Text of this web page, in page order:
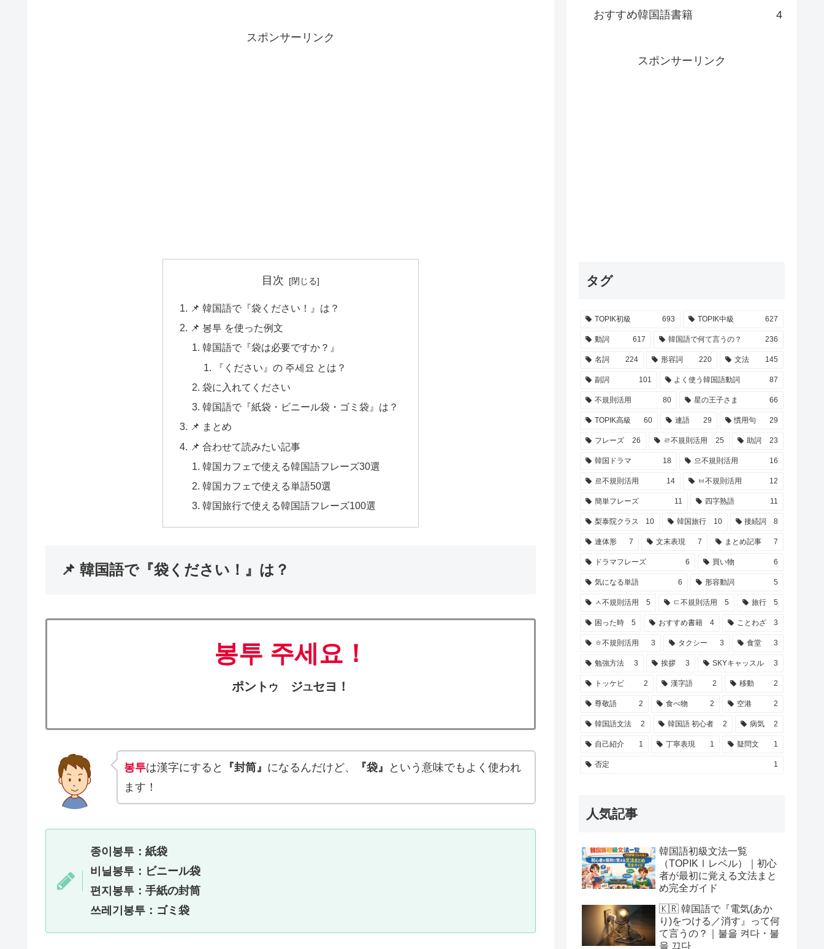
スポンサーリンク
目次
📌 韓国語で『袋ください！』は？
📌 봉투 を使った例文
韓国語で『袋は必要ですか？』
『ください』の 주세요 とは？
袋に入れてください
韓国語で『紙袋・ビニール袋・ゴミ袋』は？
📌 まとめ
📌 合わせて読みたい記事
韓国カフェで使える韓国語フレーズ30選
韓国カフェで使える単語50選
韓国旅行で使える韓国語フレーズ100選
📌 韓国語で『袋ください！』は？
봉투 주세요！
ポント ウ ジユセヨ！
봉투は漢字にすると 『封筒』 になるんだけど、 『袋』
という意味でもよく使われ
ます！
종이봉투 ：紙袋
비닐봉투 ：ビニール袋
편지봉투：手紙の封筒
쓰레기봉투 ：ゴミ袋
おすすめ韓国語書籍 4
スポンサーリンク
タグ
TOPIK初級 693 TOPIK中級 627
動詞 617 韓国語で何て言うの？ 236
名詞 224 形容詞 220 文法 145
副詞 101 よく使う韓国語動詞 87
不規則活用 80 星の王子さま 66
TOPIK高級 60 連語 29 慣用句 29
フレーズ 26 ㄹ不規則活用 25 助詞 23
韓国ドラマ 18 으不規則活用 16
르不規則活用 14 ㅂ不規則活用 12
簡単フレーズ 11 四字熟語 11
梨泰院クラス 10 韓国旅行 10 接続詞 8
連体形 7 文末表現 7 まとめ記事 7
ドラマフレーズ 6 買い物 6
気になる単語 6 形容動詞 5
ㅅ不規則活用 5 ㄷ不規則活用 5 旅行 5
困った時 5 おすすめ書籍 4 ことわざ 3
ㅎ不規則活用 3 タクシー 3 食堂 3
勉強方法 3 挨拶 3 SKYキャッスル 3
トッケビ 2 漢字語 2 移動 2
尊敬語 2 食べ物 2 空港 2
韓国語文法 2 韓国語 初心者 2 病気 2
自己紹介 1 丁寧表現 1 疑問文 1
否定 1
人気記事
韓国語初級文法一覧
（TOPIKⅠレベル）｜初心
者が最初に覚える文法まと
め完全ガイド
🇰🇷 韓国語で『電気(あか
り)をつける／消す』って何
て言うの？｜불을 켜다・불
을 끄다